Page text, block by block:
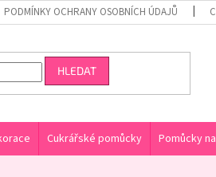
PODMÍNKY OCHRANY OSOBNÍCH ÚDAJŮ
HLEDAT
Cukrářské pomůcky Pomůcky